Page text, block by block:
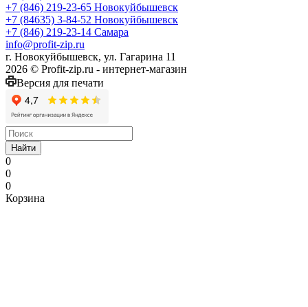
+7 (846) 219-23-65 Новокуйбышевск
+7 (84635) 3-84-52 Новокуйбышевск
+7 (846) 219-23-14 Самара
info@profit-zip.ru
г. Новокуйбышевск, ул. Гагарина 11
2026 © Profit-zip.ru - интернет-магазин
Версия для печати
Найти
0
0
0
Корзина